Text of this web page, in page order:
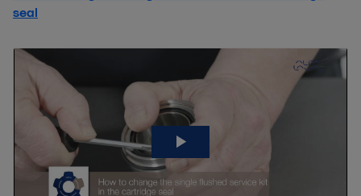
seal